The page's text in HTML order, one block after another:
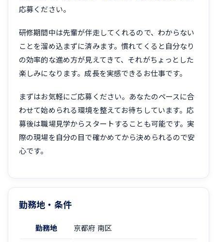
応募ください。
研修期間中は先輩が伴走してくれるので、わからない
ことを溜め込まずに済みます。慣れてくると自分なり
の効率的な進め方が見えてきて、それがちょっとした
楽しみになります。成長を実感できるお仕事です。
まずはお気軽にご応募ください。あなたのペースに合
わせて始められる環境を整えてお待ちしています。応
募後は職場見学からスタートすることも可能です。実
際の現場を自分の目で確かめてから決められるので安
心です。
勤務地・条件
勤務地 京都府 南区